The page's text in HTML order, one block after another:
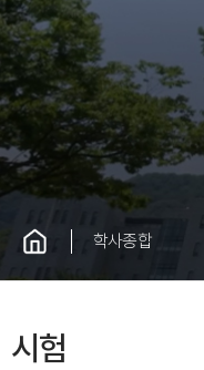
학사종합
시험